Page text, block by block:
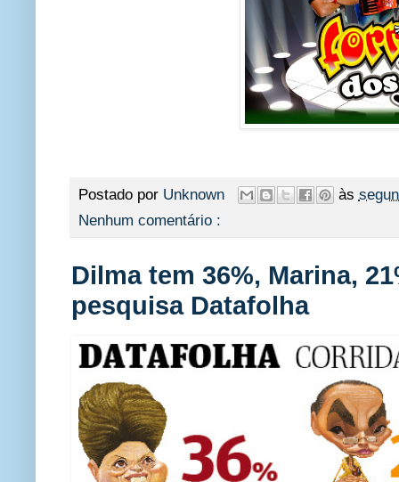
Postado por Unknown às
Nenhum comentário :
Dilma tem 36%, Marina,
pesquisa Datafolha